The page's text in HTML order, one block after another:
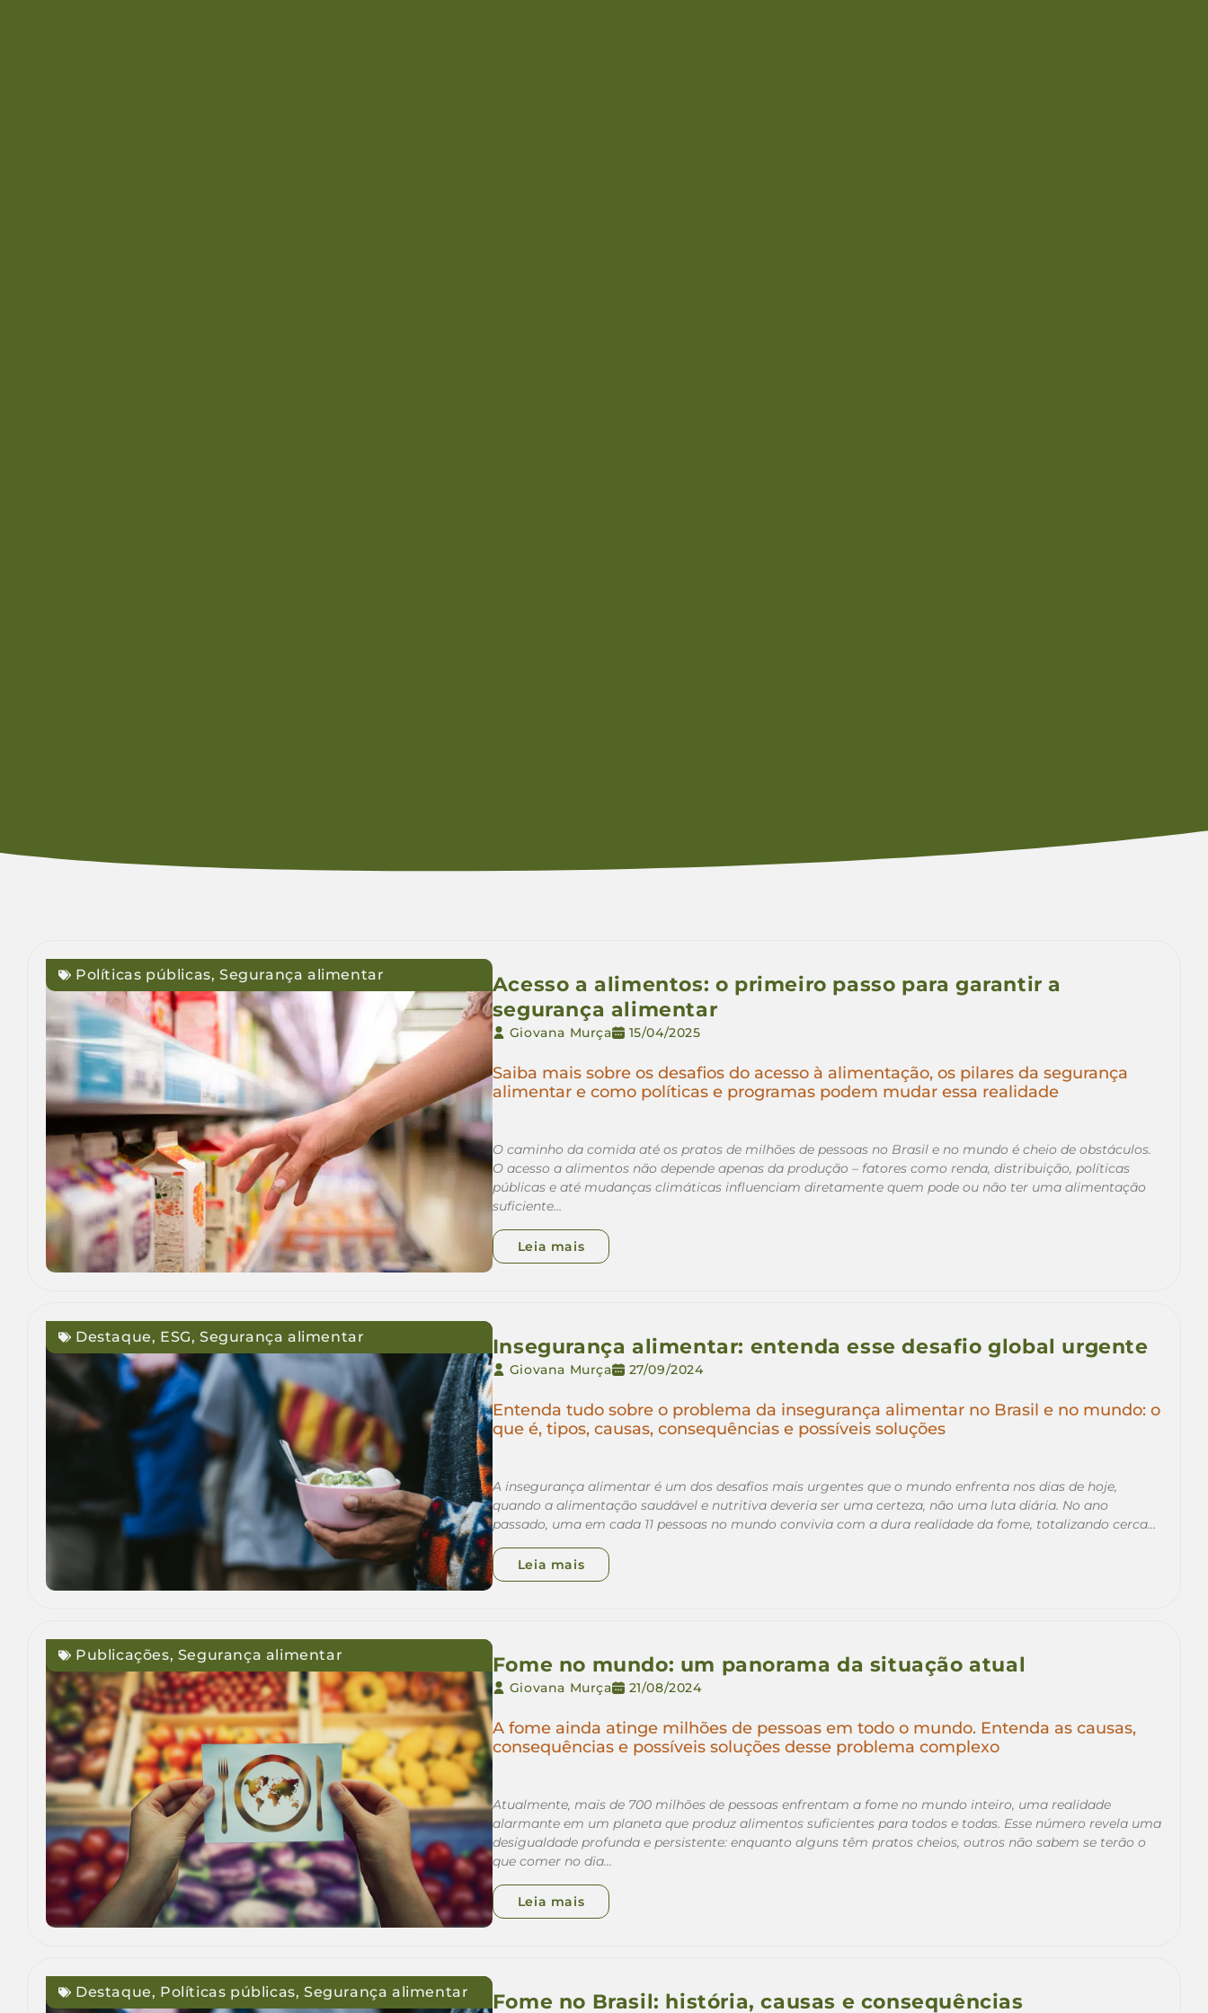
Políticas públicas,Segurança alimentar
Acesso a alimentos: o primeiro passo para garantir a
segurança alimentar
Giovana Murça 15/04/2025
Saiba mais sobre os desafios do acesso à alimentação, os pilares da segurança
alimentar e como políticas e programas podem mudar essa realidade
O caminho da comida até os pratos de milhões de pessoas no Brasil e no mundo é cheio de obstáculos.
O acesso a alimentos não depende apenas da produção – fatores como renda, distribuição, políticas
públicas e até mudanças climáticas influenciam diretamente quem pode ou não ter uma alimentação
suficiente…
Leia mais
Destaque, ESG,Segurança alimentar Insegurança alimentar: entenda esse desafio global urgente
Giovana Murça 27/09/2024
Entenda tudo sobre o problema da insegurança alimentar no Brasil e no mundo: o
que é, tipos, causas, consequências e possíveis soluções
A insegurança alimentar é um dos desafios mais urgentes que o mundo enfrenta nos dias de hoje,
quando a alimentação saudável e nutritiva deveria ser uma certeza, não uma luta diária. No ano
passado, uma em cada 11 pessoas no mundo convivia com a dura realidade da fome, totalizando cerca…
Leia mais
Publicações, Segurança alimentar Fome no mundo: um panorama da situação atual
Giovana Murça 21/08/2024
A fome ainda atinge milhões de pessoas em todo o mundo. Entenda as causas,
consequências e possíveis soluções desse problema complexo
Atualmente, mais de 700 milhões de pessoas enfrentam a fome no mundo inteiro, uma realidade
alarmante em um planeta que produz alimentos suficientes para todos e todas. Esse número revela uma
desigualdade profunda e persistente: enquanto alguns têm pratos cheios, outros não sabem se terão o
que comer no dia…
Leia mais
Destaque, Políticas públicas,Segurança alimentar Fome no Brasil: história, causas e consequências